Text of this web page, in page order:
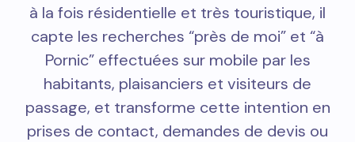
à la fois résidentielle et très touristique, il
capte les recherches “près de moi” et “à
Pornic” effectuées sur mobile par les
habitants, plaisanciers et visiteurs de
passage, et transforme cette intention en
prises de contact, demandes de devis ou